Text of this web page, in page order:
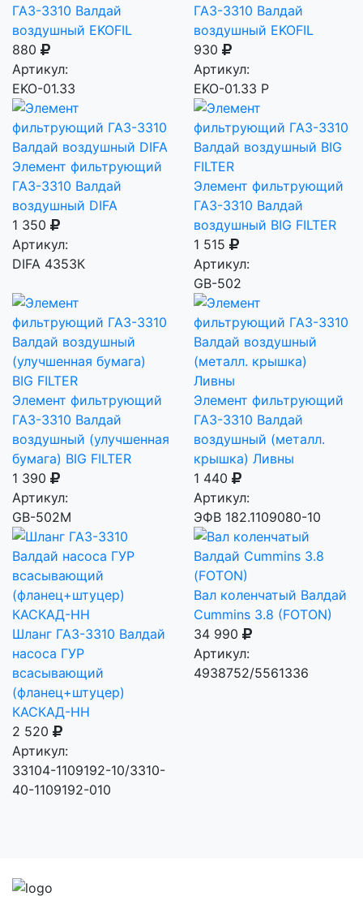
ГАЗ-3310 Валдай
воздушный EKOFIL
880
Артикул:
EKO-01.ЗЗ
ГАЗ-3310 Валдай
воздушный EKOFIL
930
Артикул:
EKO-01.ЗЗ Р
Элемент фильтрующий
ГАЗ-3310 Валдай
воздушный DIFA
1 350
Артикул:
DIFA 4353К
Элемент фильтрующий
ГАЗ-3310 Валдай
воздушный BIG FILTER
1 515
Артикул:
GB-502
Элемент фильтрующий
ГАЗ-3310 Валдай
воздушный (улучшенная
бумага) BIG FILTER
1 390
Артикул:
GB-502M
Элемент фильтрующий
ГАЗ-3310 Валдай
воздушный (металл.
крышка) Ливны
1 440
Артикул:
ЭФВ 182.1109080-10
Шланг ГАЗ-3310 Валдай
насоса ГУР
всасывающий
(фланец+штуцер)
КАСКАД-НН
2 520
Артикул:
33104-1109192-10/3310-
40-1109192-010
Вал коленчатый Валдай
Cummins 3.8 (FOTON)
34 990
Артикул:
4938752/5561336